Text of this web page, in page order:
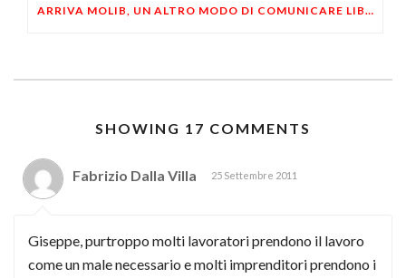
ARRIVA MOLIB, UN ALTRO MODO DI COMUNICARE LIBERTARIO
SHOWING 17 COMMENTS
Fabrizio Dalla Villa 25 Settembre 2011
Giseppe, purtroppo molti lavoratori prendono il lavoro
come un male necessario e molti imprenditori prendono i